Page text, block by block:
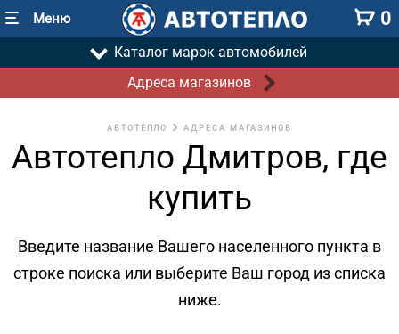
Меню 0
Каталог марок автомобилей
Адреса магазинов
АВТОТЕПЛО АДРЕСА МАГАЗИНОВ
Автотепло Дмитров, где
купить
Введите название Вашего населенного пункта в
строке поиска или выберите Ваш город из списка
ниже.